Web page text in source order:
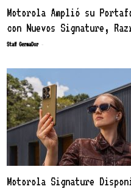
Motorola Amplió su
con Nuevos Signature,
Staff GermaDor -
Motorola Signature